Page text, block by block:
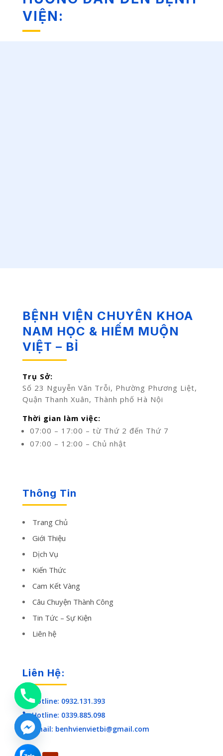
VIỆN:
BỆNH VIỆN CHUYÊN KHOA
NAM HỌC & HIẾM MUỘN
VIỆT – BỈ
Trụ Sở:
Số 23 Nguyễn Văn Trỗi, Phường Phương Liệt,
Quận Thanh Xuân, Thành phố Hà Nội
Thời gian làm việc:
07:00 – 17:00 – từ Thứ 2 đến Thứ 7
07:00 – 12:00 – Chủ nhật
Thông Tin
Trang Chủ
Giới Thiệu
Dịch Vụ
Kiến Thức
Cam Kết Vàng
Câu Chuyện Thành Công
Tin Tức – Sự Kiện
Liên hệ
Liên Hệ:
 Hotline: 0932.131.393
 Hotline: 0339.885.098
 Email: benhvienvietbi@gmail.com